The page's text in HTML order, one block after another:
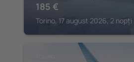
185 €
Torino, 17 august 2026, 2 nopți